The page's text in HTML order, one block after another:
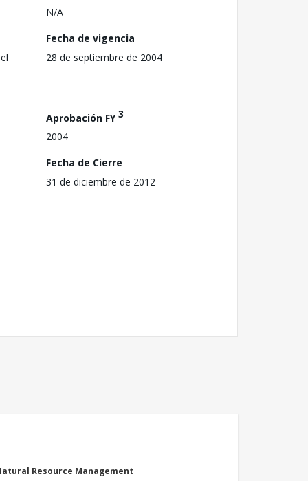
N/A
Fecha de vigencia
28 de septiembre de 2004
Aprobación FY3
2004
Fecha de Cierre
31 de diciembre de 2012
Resource Management